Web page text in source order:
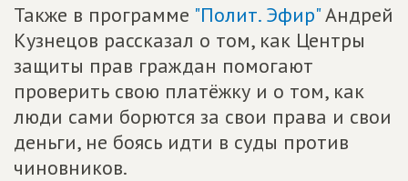
Также в программе "Полит. Эфир"Андрей
Кузнецов рассказал о том, как Центры
защиты прав граждан помогают
проверить свою платёжку и о том, как
люди сами борются за свои права и свои
деньги, не боясь идти в суды против
чиновников.